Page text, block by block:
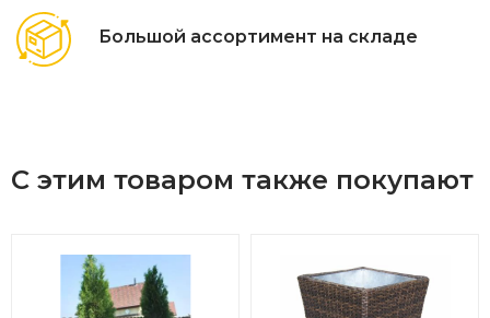
Большой ассортимент на складе
С этим товаром также покупают